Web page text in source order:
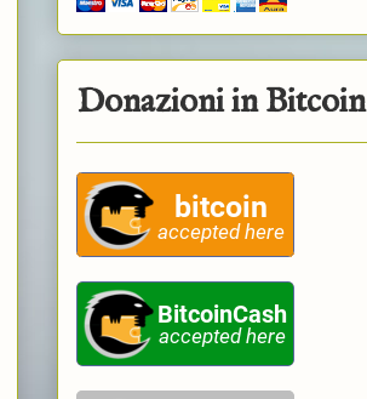
Donazioni in Bitcoin